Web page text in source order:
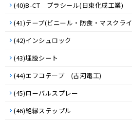
(40)B-CT プラシール(日東化成工業)
(41)テープ(ビニール・防食・マスクラ
(42)インシュロック
(43)埋設シート
(44)エフコテープ (古河電工)
(45)ローバルスプレー
(46)絶縁ステップル